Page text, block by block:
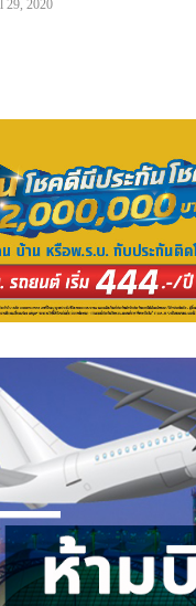
29, 2020